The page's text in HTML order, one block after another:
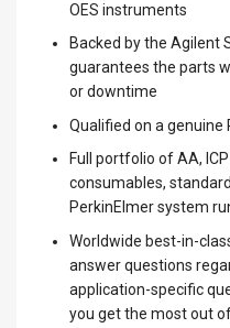
OES instruments
Backed by the Agilent
guarantees the parts
or downtime
Qualified on a genuine
Full portfolio of AA,
consumables,
PerkinElmer system
Worldwide best-in-
answer questions
application-specific
you get the most out